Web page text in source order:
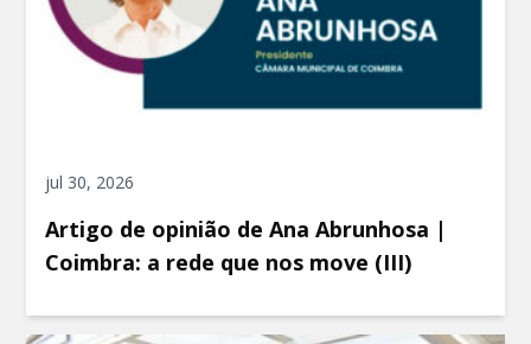
jul 30, 2026
Artigo de opinião de Ana Abrunhosa |
Coimbra: a rede que nos move (III)